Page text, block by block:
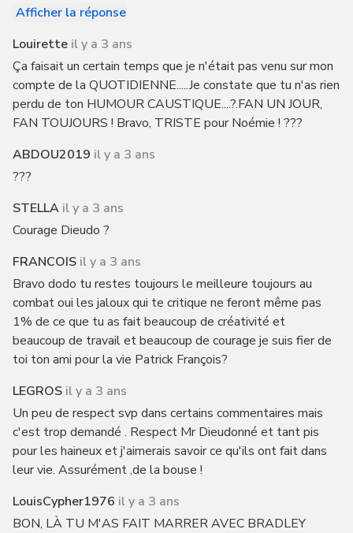
Afficher la réponse
Louirette il y a 3 ans
Ça faisait un certain temps que je n'était pas venu sur mon
compte de la QUOTIDIENNE.....Je constate que tu n'as rien
perdu de ton HUMOUR CAUSTIQUE....?.FAN UN JOUR,
FAN TOUJOURS ! Bravo, TRISTE pour Noémie ! ???
ABDOU2019 il y a 3 ans
???
STELLA il y a 3 ans
Courage Dieudo ?
FRANCOIS il y a 3 ans
Bravo dodo tu restes toujours le meilleure toujours au
combat oui les jaloux qui te critique ne feront même pas
1% de ce que tu as fait beaucoup de créativité et
beaucoup de travail et beaucoup de courage je suis fier de
toi ton ami pour la vie Patrick François?
LEGROS il y a 3 ans
Un peu de respect svp dans certains commentaires mais
c'est trop demandé . Respect Mr Dieudonné et tant pis
pour les haineux et j'aimerais savoir ce qu'ils ont fait dans
leur vie. Assurément ,de la bouse !
LouisCypher1976 il y a 3 ans
BON, LÀ TU M'AS FAIT MARRER AVEC BRADLEY